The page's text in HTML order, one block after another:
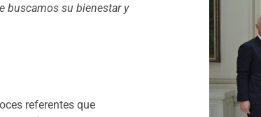
buscamos su bienestar y
referentes que